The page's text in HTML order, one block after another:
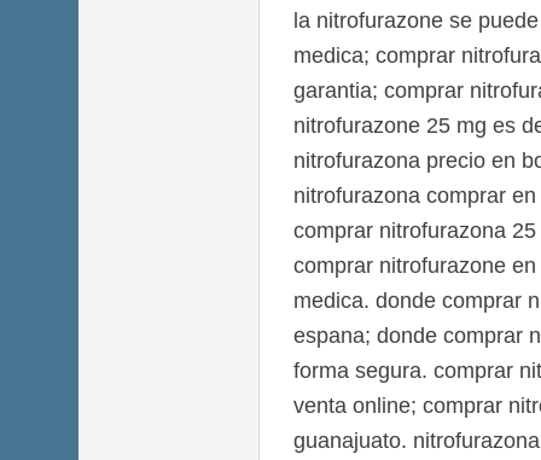
la nitrofurazone se
medica; comprar
garantia; comprar
nitrofurazone 25 mg es
nitrofurazona precio en
nitrofurazona comprar
comprar nitrofurazona
comprar nitrofurazone
medica. donde comprar
espana; donde comprar
forma segura. comprar
venta online; comprar
guanajuato.